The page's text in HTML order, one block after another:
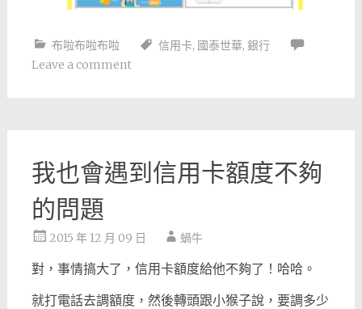
布啦布啦布啦 信用卡, 國泰世華, 銀行
Leave a comment
我也會遇到信用卡額度不夠
的問題
2015 年 12 月 09 日 蝸牛
對，事情搞大了，信用卡額度給他不夠了！哈哈。
就打電話去調額度，然後轉頭跟小猴子說，要調多少